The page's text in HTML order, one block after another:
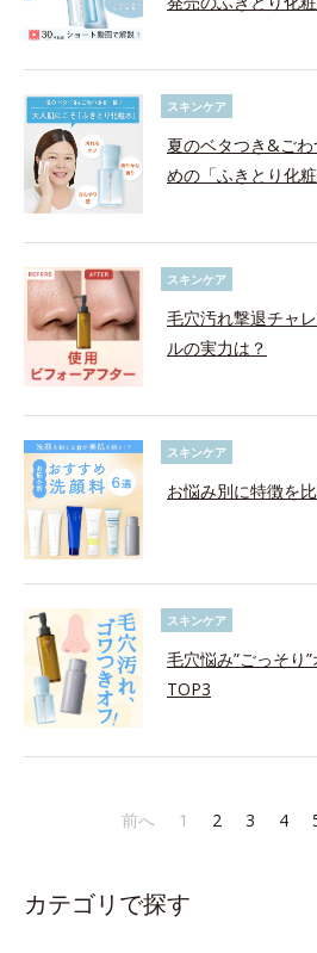
スキンケア
夏のベタつき&ご
めの「ふきとり化
スキンケア
毛穴汚れ撃退チャ
ルの実力は？
スキンケア
お悩み別に特徴を
スキンケア
毛穴悩み”ごっそり
TOP3
前へ 1 2 3 4
カテゴリで探す